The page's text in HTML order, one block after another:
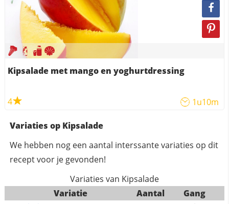
Kipsalade met mango en yoghurtdressing
4 1u10m
Variaties op Kipsalade
We hebben nog een aantal interssante variaties op dit
recept voor je gevonden!
Variaties van Kipsalade
Variatie
Aantal
Gang